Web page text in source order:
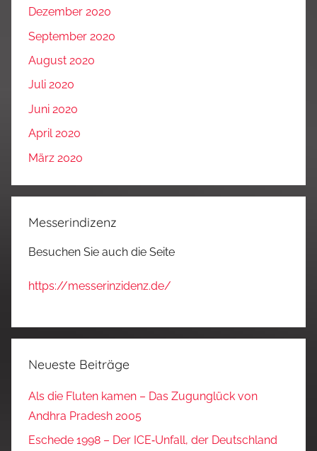
Dezember 2020
September 2020
August 2020
Juli 2020
Juni 2020
April 2020
März 2020
Messerindizenz
Besuchen Sie auch die Seite
https://messerinzidenz.de/
Neueste Beiträge
Als die Fluten kamen – Das Zugunglück von
Andhra Pradesh 2005
Eschede 1998 – Der ICE‑Unfall, der Deutschland